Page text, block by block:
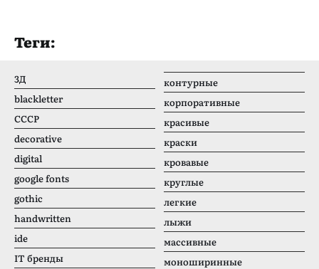
Теги:
3Д
blackletter
CCCР
decorative
digital
google fonts
gothic
handwritten
ide
IT бренды
контурные
корпоративные
красивые
краски
кровавые
круглые
легкие
лыжи
массивные
моноширинные